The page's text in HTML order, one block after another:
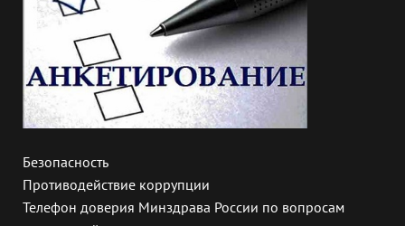
Безопасность
Противодействие коррупции
Телефон доверия Минздрава России по вопросам